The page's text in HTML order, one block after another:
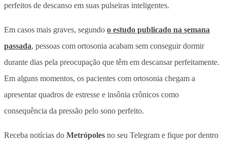
perfeitos de descanso em suas pulseiras inteligentes.
Em casos mais graves, segundo o estudo publicado na semana
passada, pessoas com ortosonia acabam sem conseguir dormir
durante dias pela preocupação que têm em descansar perfeitamente.
Em alguns momentos, os pacientes com ortosonia chegam a
apresentar quadros de estresse e insônia crônicos como
consequência da pressão pelo sono perfeito.
Receba notícias do Metrópoles no seu Telegram e fique por dentro